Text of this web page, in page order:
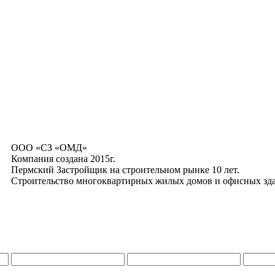
ООО «СЗ «ОМД»
Компания создана 2015г.
Пермский Застройщик на строительном рынке 10 лет.
Строительство многоквартирных жилых домов и офисных